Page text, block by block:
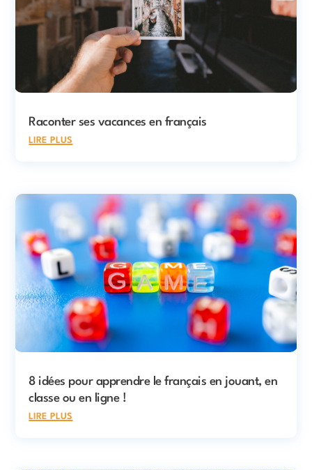
Raconter ses vacances en français
lire plus
8 idées pour apprendre le français en jouant, en
classe ou en ligne !
lire plus